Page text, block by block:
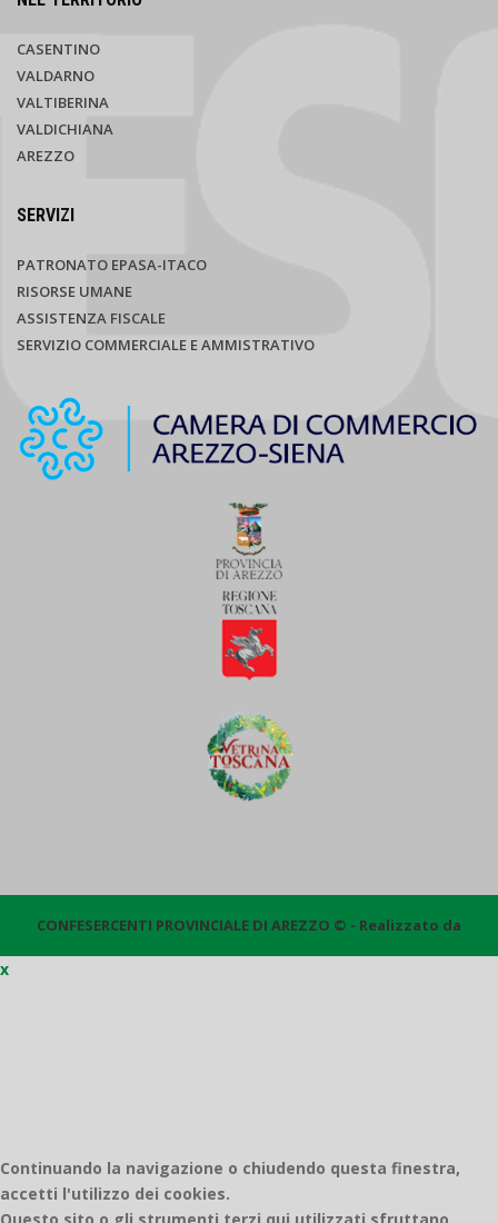
CASENTINO
VALDARNO
VALTIBERINA
VALDICHIANA
AREZZO
SERVIZI
PATRONATO EPASA-ITACO
RISORSE UMANE
ASSISTENZA FISCALE
SERVIZIO COMMERCIALE E AMMISTRATIVO
CONFESERCENTI PROVINCIALE DI AREZZO © - Realizzato da
x
Continuando la navigazione o chiudendo questa finestra,
accetti l'utilizzo dei cookies.